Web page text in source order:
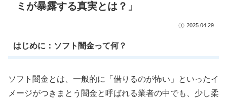
ミが暴露する真実とは？」
2025.04.29
はじめに：ソフト闇金って何？
ソフト闇金とは、一般的に「借りるのが怖い」といったイ
メージがつきまとう闇金と呼ばれる業者の中でも、少し柔